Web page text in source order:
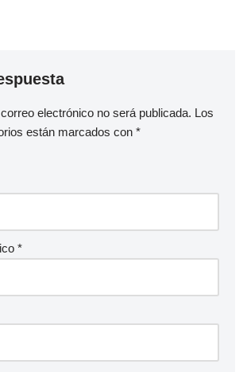
electrónico no será publicada. Los
están marcados con *
*